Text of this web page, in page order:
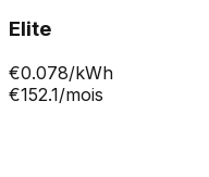
Elite
€0.078/kWh
€152.1/mois